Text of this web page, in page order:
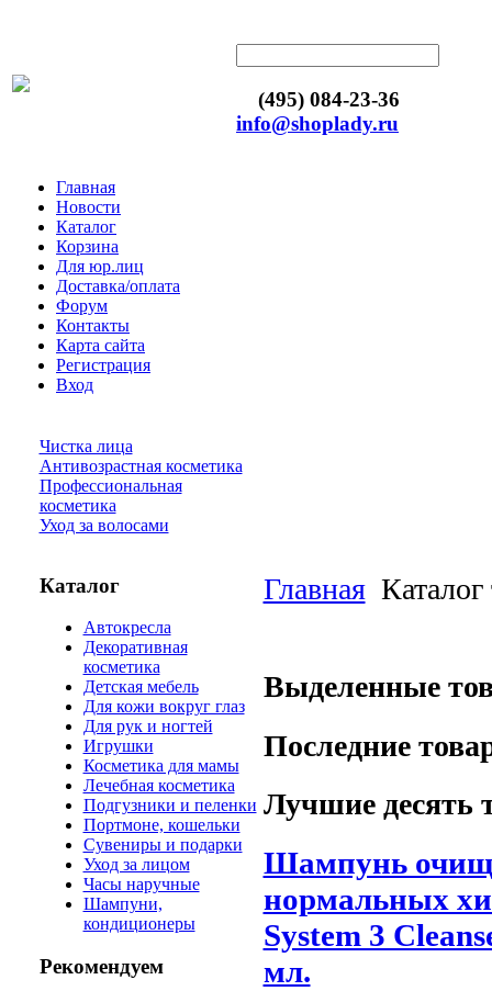
(495) 084-23-36
info@shoplady.ru
Главная
Новости
Каталог
Корзина
Для юр.лиц
Доставка/оплата
Форум
Контакты
Карта сайта
Регистрация
Вход
Чистка лица
Антивозрастная косметика
Профессиональная
косметика
Уход за волосами
Каталог
Автокресла
Декоративная
косметика
Детская мебель
Для кожи вокруг глаз
Для рук и ногтей
Игрушки
Косметика для мамы
Лечебная косметика
Подгузники и пеленки
Портмоне, кошельки
Сувениры и подарки
Уход за лицом
Часы наручные
Шампуни,
кондиционеры
Рекомендуем
Главная Каталог
Выделенные
Последние
Лучшие десять
Шампунь
нормальных
System 3
мл.